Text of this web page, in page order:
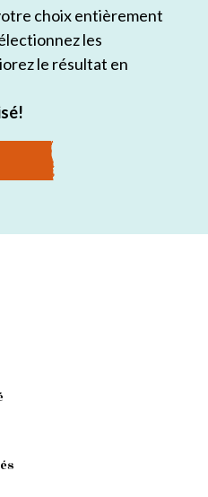
choix entièrement
les
le résultat en